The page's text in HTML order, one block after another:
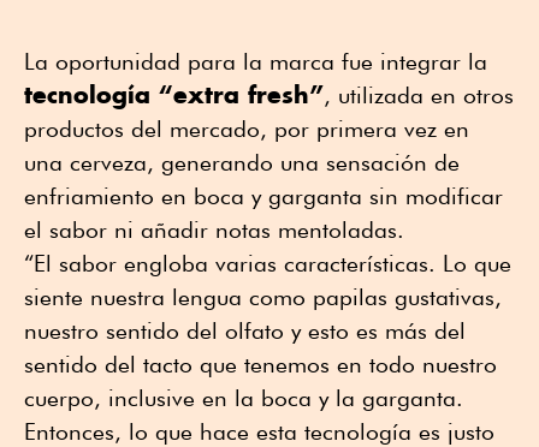
La oportunidad para la marca fue integrar la
tecnología “extra fresh”, utilizada en otros
productos del mercado, por primera vez en
una cerveza, generando una sensación de
enfriamiento en boca y garganta sin modificar
el sabor ni añadir notas mentoladas.
“El sabor engloba varias características. Lo que
siente nuestra lengua como papilas gustativas,
nuestro sentido del olfato y esto es más del
sentido del tacto que tenemos en todo nuestro
cuerpo, inclusive en la boca y la garganta.
Entonces, lo que hace esta tecnología es justo